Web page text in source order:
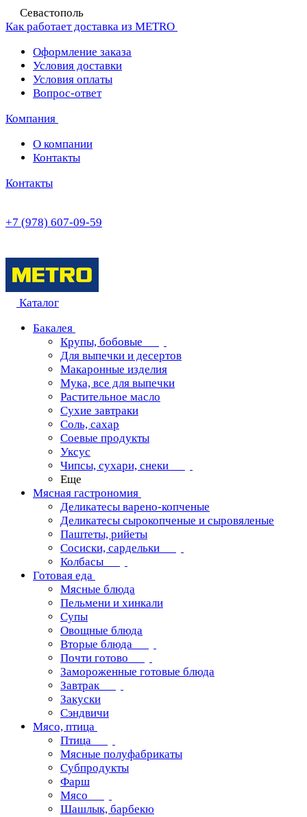
Севастополь
Как работает доставка из METRO
Оформление заказа
Условия доставки
Условия оплаты
Вопрос-ответ
Компания
О компании
Контакты
Контакты
+7 (978) 607-09-59
Каталог
Бакалея
Крупы, бобовые
Для выпечки и десертов
Макаронные изделия
Мука, все для выпечки
Растительное масло
Сухие завтраки
Соль, сахар
Соевые продукты
Уксус
Чипсы, сухари, снеки
Еще
Мясная гастрономия
Деликатесы варено-копченые
Деликатесы сырокопченые и сыровяленые
Паштеты, рийеты
Сосиски, сардельки
Колбасы
Готовая еда
Мясные блюда
Пельмени и хинкали
Супы
Овощные блюда
Вторые блюда
Почти готово
Замороженные готовые блюда
Завтрак
Закуски
Сэндвичи
Мясо, птица
Птица
Мясные полуфабрикаты
Субпродукты
Фарш
Мясо
Шашлык, барбекю